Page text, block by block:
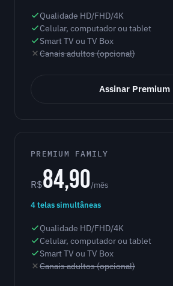
Qualidade HD/FHD/4K
Celular, computador ou tablet
Smart TV ou TV Box
Canais adultos (opcional)
Assinar Premium
PREMIUM FAMILY
R$84,90/mês
4 telas simultâneas
Qualidade HD/FHD/4K
Celular, computador ou tablet
Smart TV ou TV Box
Canais adultos (opcional)